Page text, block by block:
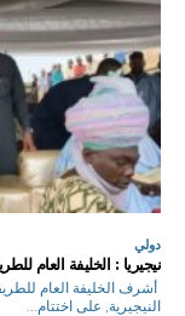
دولي
نيجيريا : الخليفة العام للطريقة
أشرف الخليفة العام
النيجيرية, على اختتام...